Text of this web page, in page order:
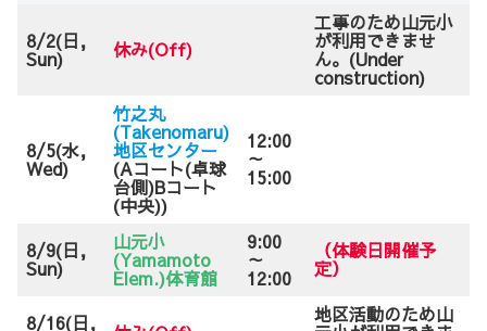
8/2(日,
Sun) 休み(Off)
工事のため山元小
が利用できませ
ん。(Under
construction)
8/5(水,
Wed)
竹之丸
(Takenomaru)
地区センター
(Aコート(卓球
台側)Bコート
(中央))
12:00
～
15:00
8/9(日,
Sun)
山元小
(Yamamoto
Elem.)体育館
9:00
～
12:00
（体験日開催予
定）
8/16(日, 地区活動のため山